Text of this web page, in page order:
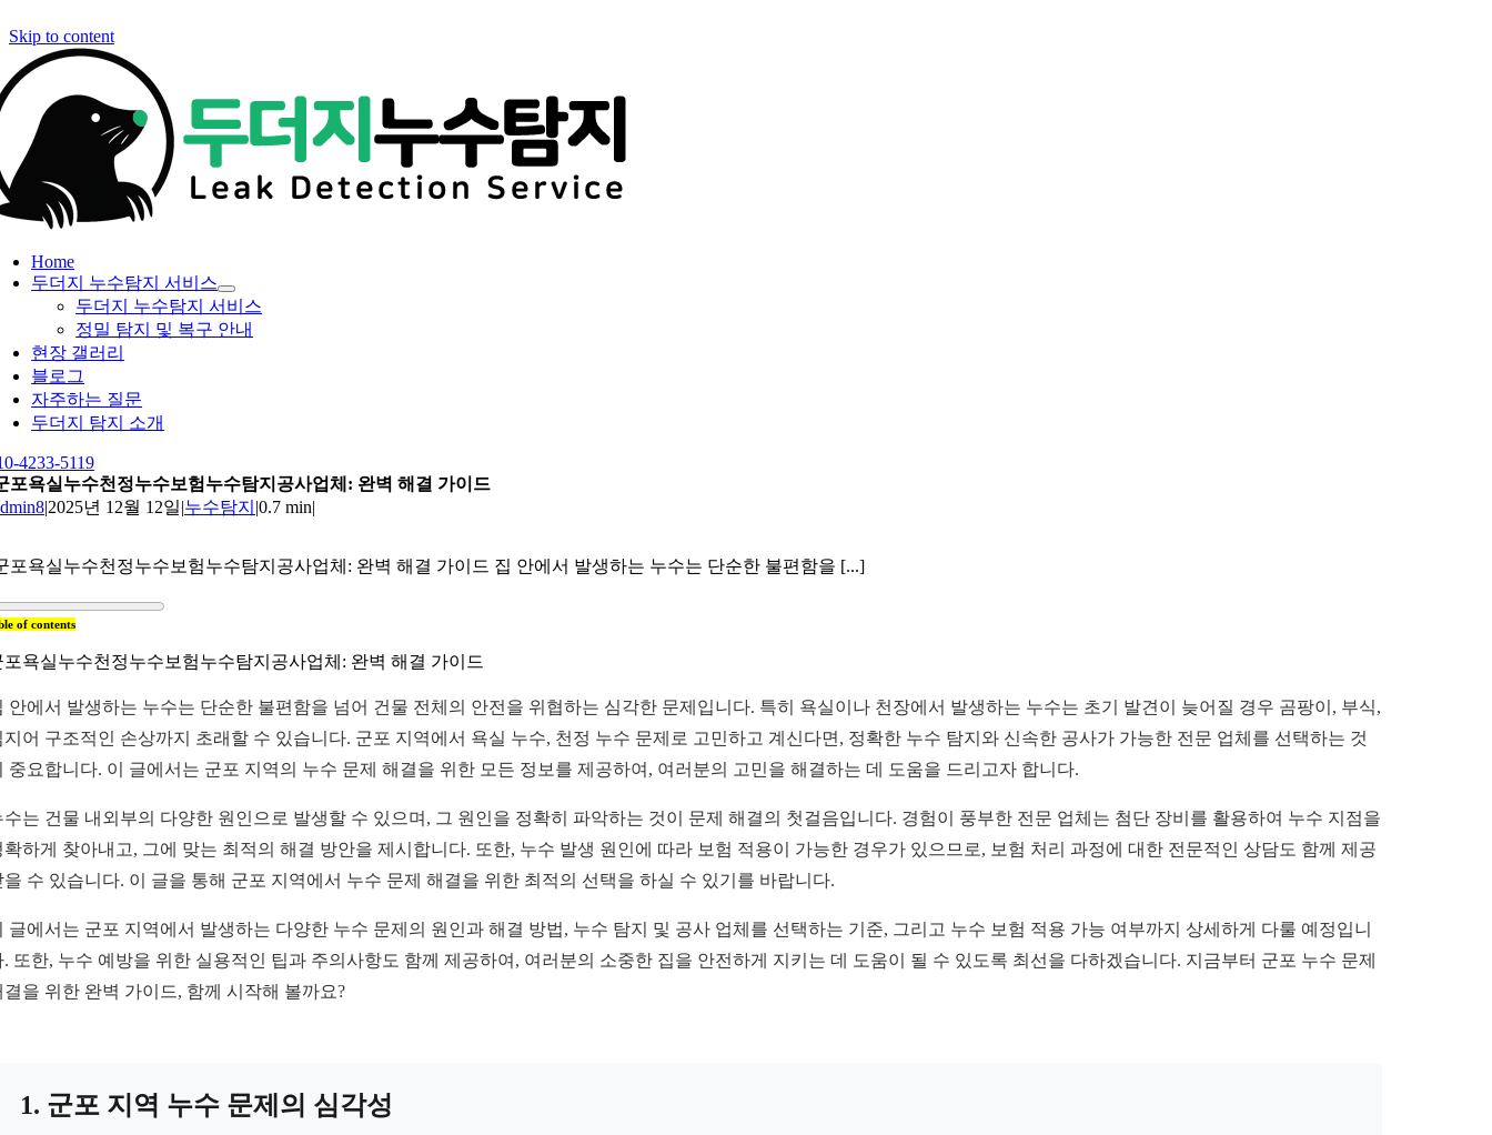
Skip to content
Home
두더지 누수탐지 서비스
두더지 누수탐지 서비스
정밀 탐지 및 복구 안내
현장 갤러리
블로그
자주하는 질문
두더지 탐지 소개
4233-5119
포욕실누수천정누수보험누수탐지공사업체: 완벽 해결 가이드
|2025년 12월 12일|누수탐지 |0.7 min|
포욕실누수천정누수보험누수탐지공사업체: 완벽 해결 가이드 집 안에서 발생하는 누수는 단순한 불편함을 [...]
of contents
포욕실누수천정누수보험누수탐지공사업체: 완벽 해결 가이드
안에서 발생하는 누수는 단순한 불편함을 넘어 건물 전체의 안전을 위협하는 심각한 문제입니다. 특히 욕실이나 천장에서 발생하는 누수는 초기 발견이 늦어질 경우 곰팡이, 부식,
지어 구조적인 손상까지 초래할 수 있습니다. 군포 지역에서 욕실 누수, 천정 누수 문제로 고민하고 계신다면, 정확한 누수 탐지와 신속한 공사가 가능한 전문 업체를 선택하는 것
중요합니다. 이 글에서는 군포 지역의 누수 문제 해결을 위한 모든 정보를 제공하여, 여러분의 고민을 해결하는 데 도움을 드리고자 합니다.
수는 건물 내외부의 다양한 원인으로 발생할 수 있으며, 그 원인을 정확히 파악하는 것이 문제 해결의 첫걸음입니다. 경험이 풍부한 전문 업체는 첨단 장비를 활용하여 누수 지점을
확하게 찾아내고, 그에 맞는 최적의 해결 방안을 제시합니다. 또한, 누수 발생 원인에 따라 보험 적용이 가능한 경우가 있으므로, 보험 처리 과정에 대한 전문적인 상담도 함께 제공
을 수 있습니다. 이 글을 통해 군포 지역에서 누수 문제 해결을 위한 최적의 선택을 하실 수 있기를 바랍니다.
글에서는 군포 지역에서 발생하는 다양한 누수 문제의 원인과 해결 방법, 누수 탐지 및 공사 업체를 선택하는 기준, 그리고 누수 보험 적용 가능 여부까지 상세하게 다룰 예정입니
. 또한, 누수 예방을 위한 실용적인 팁과 주의사항도 함께 제공하여, 여러분의 소중한 집을 안전하게 지키는 데 도움이 될 수 있도록 최선을 다하겠습니다. 지금부터 군포 누수 문제
결을 위한 완벽 가이드, 함께 시작해 볼까요?
1. 군포 지역 누수 문제의 심각성